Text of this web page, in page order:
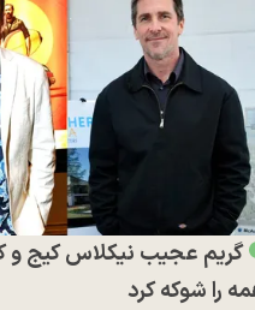
گریم عجیب نیکلاس کیج و
را شوکه کرد